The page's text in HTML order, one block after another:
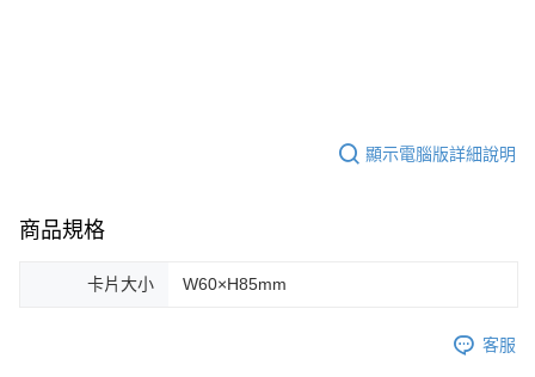
顯示電腦版詳細說明
商品規格
卡片大小 W60×H85mm
客服